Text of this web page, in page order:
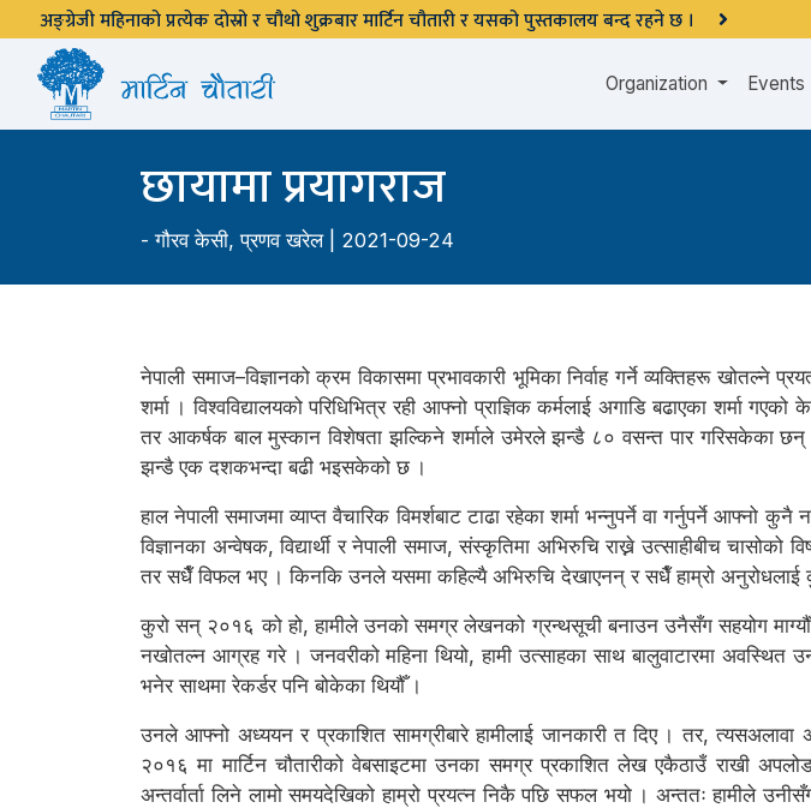
अङ्ग्रेजी महिनाको प्रत्येक दोस्रो र चौथो शुक्रबार मार्टिन चौतारी र यसको पुस्तकालय बन्द रहने छ ।
Organization Events
छायामा प्रयागराज
-गौरव केसी,प्रणव खरेल | 2021-09-24
नेपाली समाज–विज्ञानको क्रम विकासमा प्रभावकारी भूमिका निर्वाह गर्ने व्यक्तिहरू
शर्मा । विश्वविद्यालयको परिधिभित्र रही आफ्नो प्राज्ञिक कर्मलाई अगाडि बढाएका शर्मा
तर आकर्षक बाल मुस्कान विशेषता झल्किने शर्माले उमेरले झन्डै ८० वसन्त पार गरिसकेका
झन्डै एक दशकभन्दा बढी भइसकेको छ ।
हाल नेपाली समाजमा व्याप्त वैचारिक विमर्शबाट टाढा रहेका शर्मा भन्नुपर्ने वा गर्नुपर्ने
विज्ञानका अन्वेषक, विद्यार्थी र नेपाली समाज, संस्कृतिमा अभिरुचि राख्ने उत्साहीबीच
तर सधैँ विफल भए । किनकि उनले यसमा कहिल्यै अभिरुचि देखाएनन् र सधैँ हाम्रो अनुरोधलाई
कुरो सन् २०१६ को हो, हामीले उनको समग्र लेखनको ग्रन्थसूची बनाउन उनैसँग सहयोग
नखोतल्न आग्रह गरे । जनवरीको महिना थियो, हामी उत्साहका साथ बालुवाटारमा
भनेर साथमा रेकर्डर पनि बोकेका थियौँ ।
उनले आफ्नो अध्ययन र प्रकाशित सामग्रीबारे हामीलाई जानकारी त दिए । तर,
२०१६ मा मार्टिन चौतारीको वेबसाइटमा उनका समग्र प्रकाशित लेख एकैठाउँ राखी
अन्तर्वार्ता लिने लामो समयदेखिको हाम्रो प्रयत्न निकै पछि सफल भयो । अन्ततः हामीले